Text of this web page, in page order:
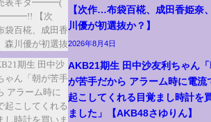
【次作…布袋百椛、成田香姫奈
川優が初選抜か？】
2026年8月4日
AKB21期生 田中沙友利ちゃん「
が苦手だから アラーム時に電流
起こしてくれる目覚まし時計を
ました」【AKB48さゆりん】